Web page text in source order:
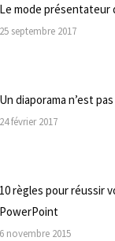
Le mode présentateur
25 septembre 2017
Un diaporama n’est
24 février 2017
10 règles pour réussir
PowerPoint
6 novembre 2015